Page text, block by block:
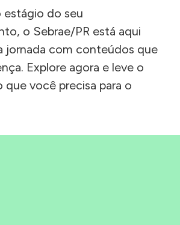
estágio do seu
o Sebrae/PR está aqui
jornada com conteúdos que
Explore agora e leve o
você precisa para o